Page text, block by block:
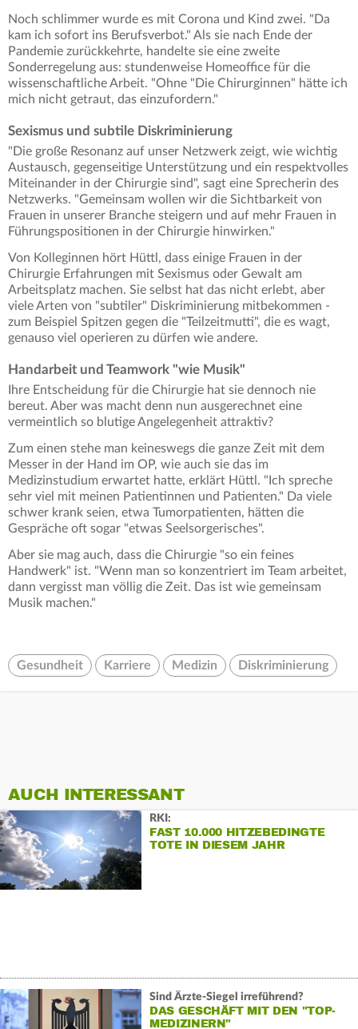
Noch schlimmer wurde es mit Corona und Kind zwei. "Da
kam ich sofort ins Berufsverbot." Als sie nach Ende der
Pandemie zurückkehrte, handelte sie eine zweite
Sonderregelung aus: stundenweise Homeoffice für die
wissenschaftliche Arbeit. "Ohne "Die Chirurginnen" hätte ich
mich nicht getraut, das einzufordern."
Sexismus und subtile Diskriminierung
"Die große Resonanz auf unser Netzwerk zeigt, wie wichtig
Austausch, gegenseitige Unterstützung und ein respektvolles
Miteinander in der Chirurgie sind", sagt eine Sprecherin des
Netzwerks. "Gemeinsam wollen wir die Sichtbarkeit von
Frauen in unserer Branche steigern und auf mehr Frauen in
Führungspositionen in der Chirurgie hinwirken."
Von Kolleginnen hört Hüttl, dass einige Frauen in der
Chirurgie Erfahrungen mit Sexismus oder Gewalt am
Arbeitsplatz machen. Sie selbst hat das nicht erlebt, aber
viele Arten von "subtiler" Diskriminierung mitbekommen -
zum Beispiel Spitzen gegen die "Teilzeitmutti", die es wagt,
genauso viel operieren zu dürfen wie andere.
Handarbeit und Teamwork "wie Musik"
Ihre Entscheidung für die Chirurgie hat sie dennoch nie
bereut. Aber was macht denn nun ausgerechnet eine
vermeintlich so blutige Angelegenheit attraktiv?
Zum einen stehe man keineswegs die ganze Zeit mit dem
Messer in der Hand im OP, wie auch sie das im
Medizinstudium erwartet hatte, erklärt Hüttl. "Ich spreche
sehr viel mit meinen Patientinnen und Patienten." Da viele
schwer krank seien, etwa Tumorpatienten, hätten die
Gespräche oft sogar "etwas Seelsorgerisches".
Aber sie mag auch, dass die Chirurgie "so ein feines
Handwerk" ist. "Wenn man so konzentriert im Team arbeitet,
dann vergisst man völlig die Zeit. Das ist wie gemeinsam
Musik machen."
Gesundheit Karriere Medizin Diskriminierung
AUCH INTERESSANT
RKI:
FAST 10.000 HITZEBEDINGTE
TOTE IN DIESEM JAHR
Sind Ärzte-Siegel irreführend?
DAS GESCHÄFT MIT DEN "TOP-
MEDIZINERN"